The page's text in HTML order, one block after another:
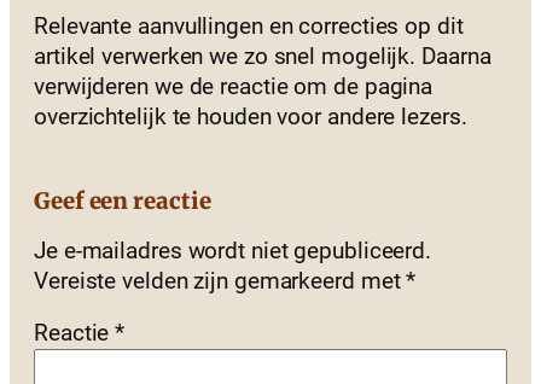
Relevante aanvullingen en correcties op dit
artikel verwerken we zo snel mogelijk. Daarna
verwijderen we de reactie om de pagina
overzichtelijk te houden voor andere lezers.
Geef een reactie
Je e-mailadres wordt niet gepubliceerd.
Vereiste velden zijn gemarkeerd met*
Reactie*